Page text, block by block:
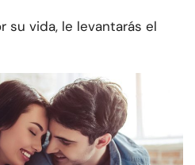
su vida, le levantarás el